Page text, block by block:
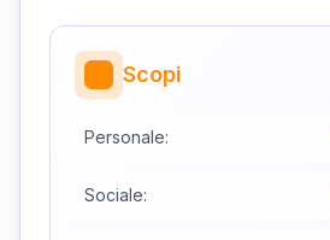
Scopi
Personale:
Sociale: